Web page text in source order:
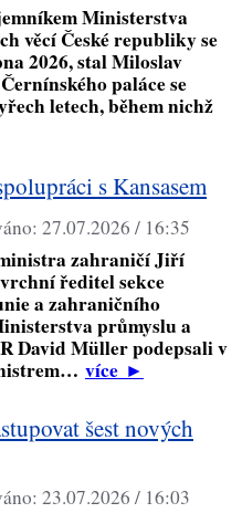
Ministerstva
věcí České republiky se
2026, stal Miloslav
paláce se
letech, během nichž
s Kansasem
27.07.2026 / 16:35
zahraničí Jiří
ředitel sekce
a zahraničního
průmyslu a
David Müller podepsali v
více►
šest nových
23.07.2026 / 16:03